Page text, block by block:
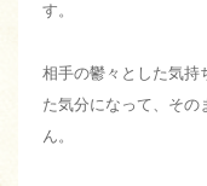
す。
相手の鬱々とした気持
た気分になって、そ
ん。